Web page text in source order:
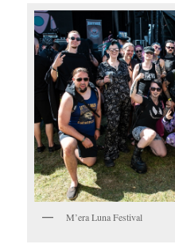
M’era Luna Festival